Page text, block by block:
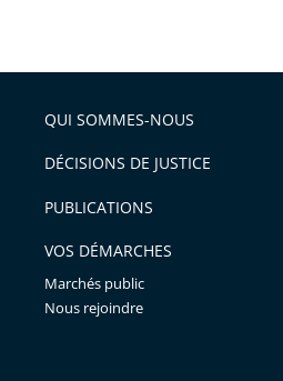
arriver
après
l'article
pour
avant
QUI SOMMES-NOUS
DÉCISIONS DE JUSTICE
PUBLICATIONS
VOS DÉMARCHES
Marchés public
Nous rejoindre